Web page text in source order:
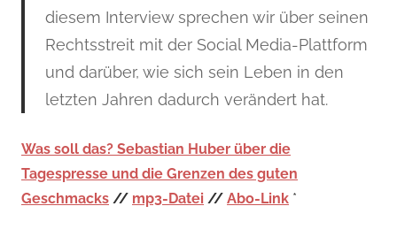
diesem Interview sprechen wir über seinen
Rechtsstreit mit der Social Media-Plattform
und darüber, wie sich sein Leben in den
letzten Jahren dadurch verändert hat.
Was soll das? Sebastian Huber über die
Tagespresse und die Grenzen des guten
Geschmacks // mp3-Datei // Abo-Link *